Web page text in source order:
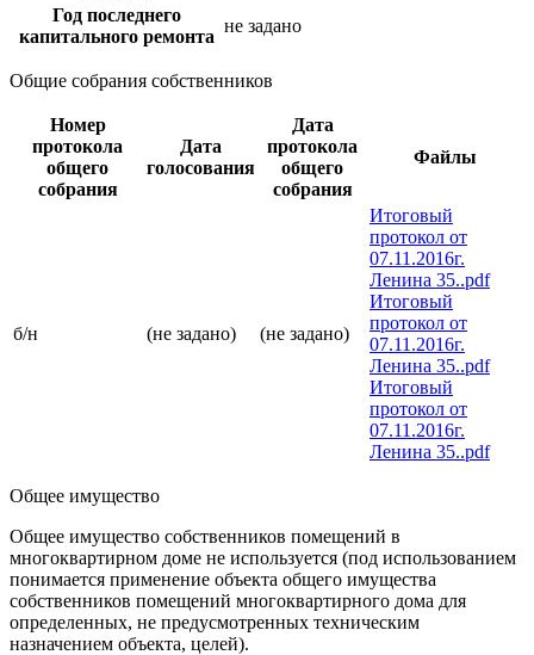
Год последнего
капитального ремонта
не задано
Общие собрания собственников
Номер
протокола
общего
собрания
Дата
голосования
Дата
протокола
общего
собрания
Файлы
б/н (не задано) (не задано)
Итоговый
протокол от
07.11.2016г.
Ленина 35..pdf
Итоговый
протокол от
07.11.2016г.
Ленина 35..pdf
Итоговый
протокол от
07.11.2016г.
Ленина 35..pdf
Общее имущество
Общее имущество собственников помещений в
многоквартирном доме не используется (под использованием
понимается применение объекта общего имущества
собственников помещений многоквартирного дома для
определенных, не предусмотренных техническим
назначением объекта, целей).